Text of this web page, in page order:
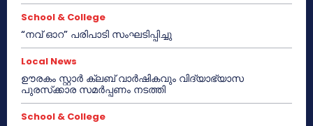
School & College
“നവ് ഓറ” പരിപാടി സംഘടിപ്പിച്ചു
Local News
ഊരകം സ്റ്റാർ ക്ലബ് വാർഷികവും വിദ്യാഭ്യാസ
പുരസ്‌ക്കാര സമർപ്പണം നടത്തി
School & College